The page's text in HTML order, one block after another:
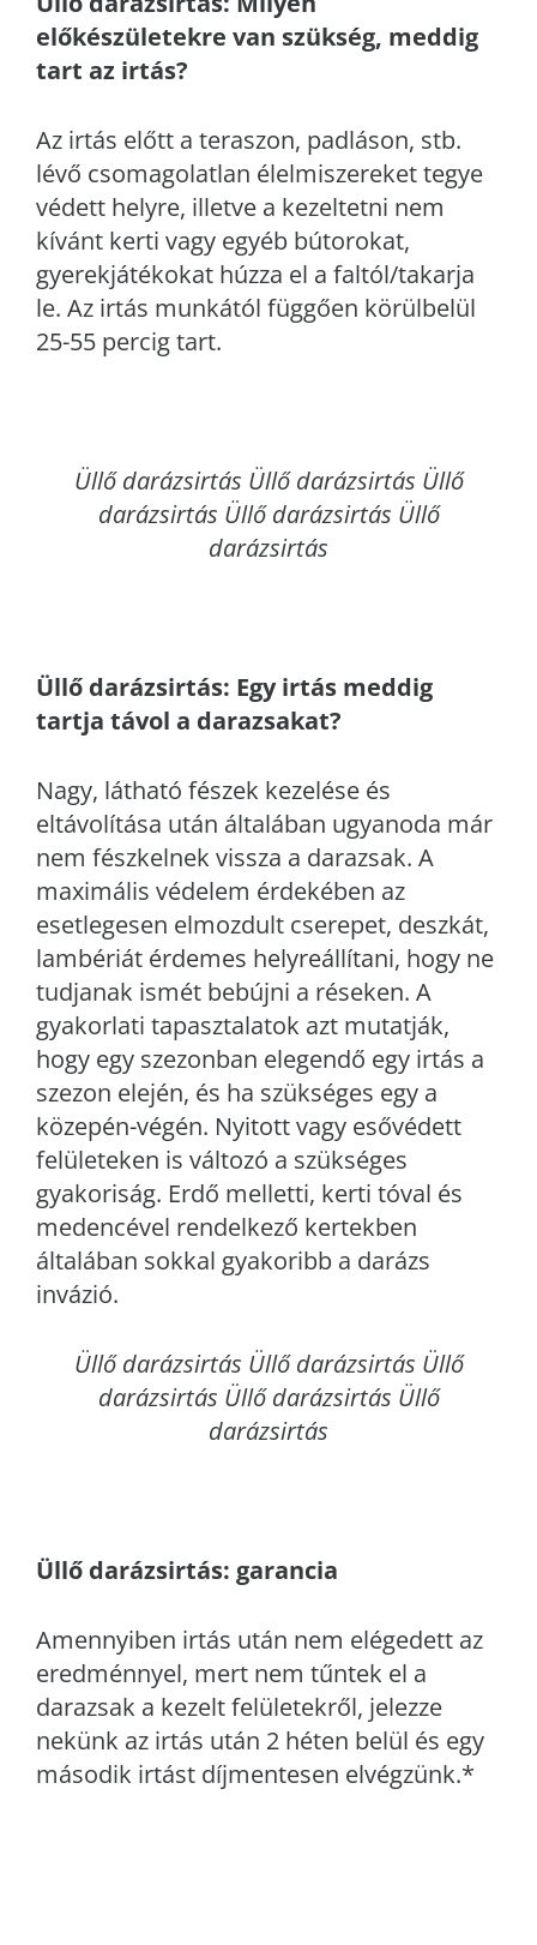
előkészületekre van szükség, meddig
tart az irtás?
Az irtás előtt a teraszon, padláson, stb.
lévő csomagolatlan élelmiszereket tegye
védett helyre, illetve a kezeltetni nem
kívánt kerti vagy egyéb bútorokat,
gyerekjátékokat húzza el a faltól/takarja
le. Az irtás munkától függően körülbelül
25-55 percig tart.
Üllődarázsirtás Üllő darázsirtás Üllő
darázsirtás Üllő darázsirtás Üllő
darázsirtás
Üllő darázsirtás: Egy irtás meddig
tartja távol a darazsakat?
Nagy, látható fészek kezelése és
eltávolítása után általában ugyanoda már
nem fészkelnek vissza a darazsak. A
maximális védelem érdekében az
esetlegesen elmozdult cserepet, deszkát,
lambériát érdemes helyreállítani, hogy ne
tudjanak ismét bebújni a réseken. A
gyakorlati tapasztalatok azt mutatják,
hogy egy szezonban elegendő egy irtás a
szezon elején, és ha szükséges egy a
közepén-végén. Nyitott vagy esővédett
felületeken is változó a szükséges
gyakoriság. Erdő melletti, kerti tóval és
medencével rendelkező kertekben
általában sokkal gyakoribb a darázs
invázió.
Üllődarázsirtás Üllő darázsirtás Üllő
darázsirtás Üllő darázsirtás Üllő
darázsirtás
Üllő darázsirtás: garancia
Amennyiben irtás után nem elégedett az
eredménnyel, mert nem tűntek el a
darazsak a kezelt felületekről, jelezze
nekünk az irtás után 2 héten belül és egy
második irtást díjmentesen elvégzünk.*